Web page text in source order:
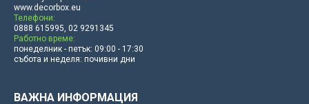
www.decorbox.eu
Телефони:
0888 615995, 02 9291345
Работно време:
понеделник - петък: 09:00 - 17:30
събота и неделя: почивни дни
ВАЖНА ИНФОРМАЦИЯ